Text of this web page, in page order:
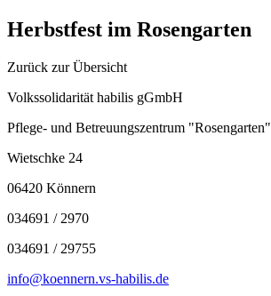
Herbstfest im Rosengarten
Zurück zur Übersicht
Volkssolidarität habilis gGmbH
Pflege- und Betreuungszentrum "Rosengarten"
Wietschke 24
06420 Könnern
034691 / 2970
034691 / 29755
info@koennern.vs-habilis.de